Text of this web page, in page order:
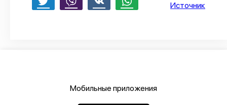
Источник
Мобильные приложения